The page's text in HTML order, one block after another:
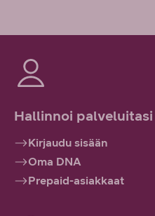
Hallinnoi palveluitasi
Kirjaudu sisään
Oma DNA
Prepaid-asiakkaat